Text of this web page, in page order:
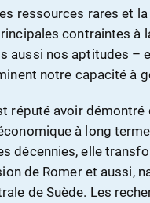
ressources rares et
contraintes à
aussi nos aptitudes –
notre capacité à
réputé avoir
à long terme
décennies, elle
de Romer et aussi,
de Suède. Les